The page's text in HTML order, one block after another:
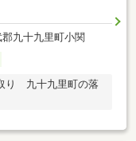
九十九里町小関
り 九十九里町の落